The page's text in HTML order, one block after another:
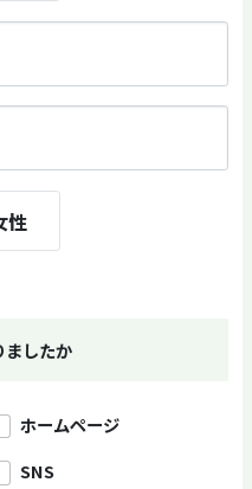
性
ましたか
ホームページ
SNS